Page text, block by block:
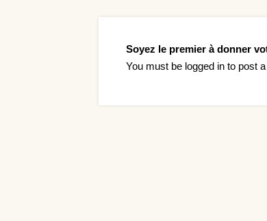
Soyez le premier à donner
You must be logged in to post